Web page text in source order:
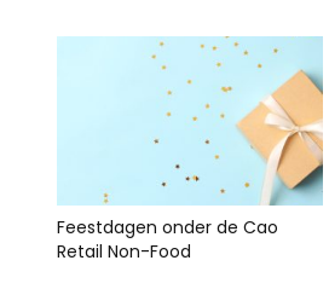
Feestdagen onder de Cao
Retail Non-Food